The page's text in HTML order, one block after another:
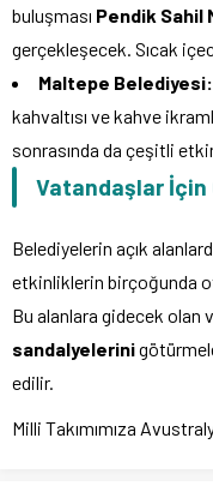
buluşması Pendik Sahil
gerçekleşecek. Sıcak
Maltepe Belediyesi:
kahvaltısı ve kahve
sonrasında da çeşitli
Vatandaşlar İçin
Belediyelerin açık
etkinliklerin birçoğunda
Bu alanlara gidecek olan
sandalyelerini
edilir.
Milli Takımımıza